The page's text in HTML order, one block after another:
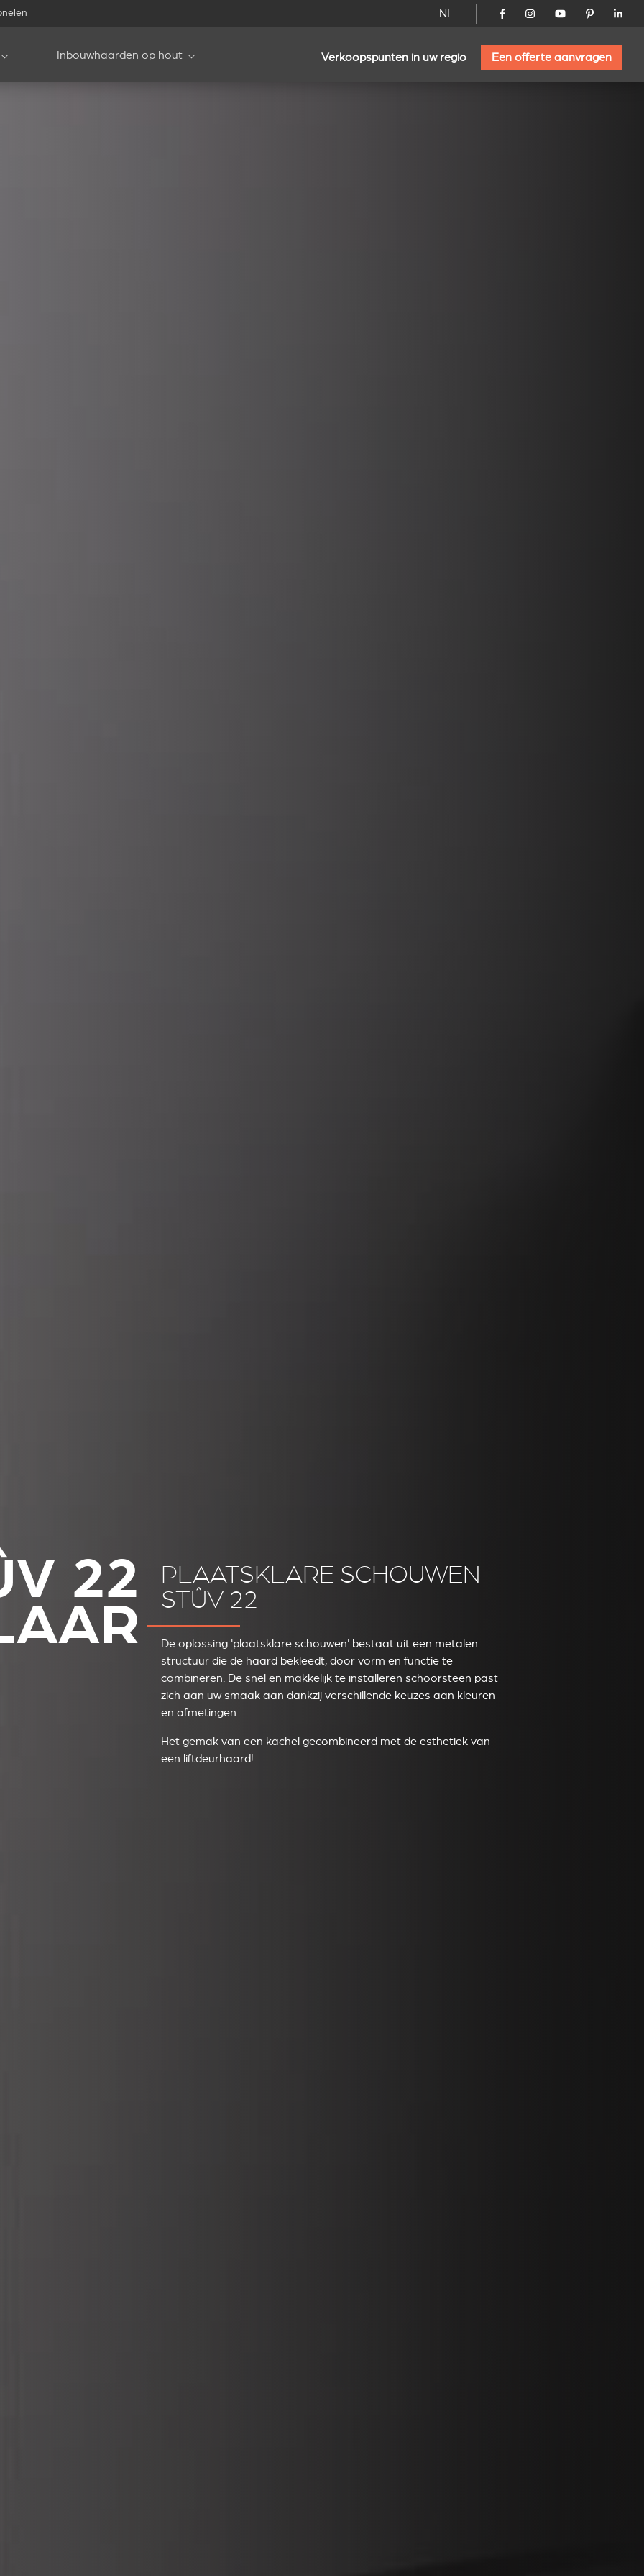
NL
Inbouwhaarden op hout Verkoopspunten in uw regio Een offerte aanvragen
22
PLAATSKLARE SCHOUWEN
STÛV 22
De oplossing 'plaatsklare schouwen' bestaat uit een metalen
structuur die de haard bekleedt, door vorm en functie te
combineren. De snel en makkelijk te installeren schoorsteen past
zich aan uw smaak aan dankzij verschillende keuzes aan kleuren
en afmetingen.
Het gemak van een kachel gecombineerd met de esthetiek van
een liftdeurhaard!